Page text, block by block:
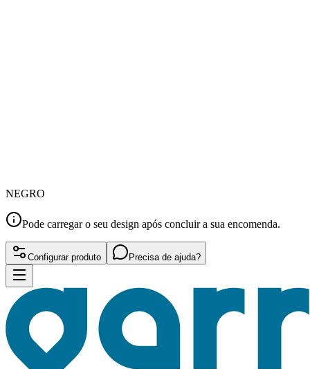
NEGRO
Pode carregar o seu design após concluir a sua encomenda.
Configurar produto Precisa de ajuda?